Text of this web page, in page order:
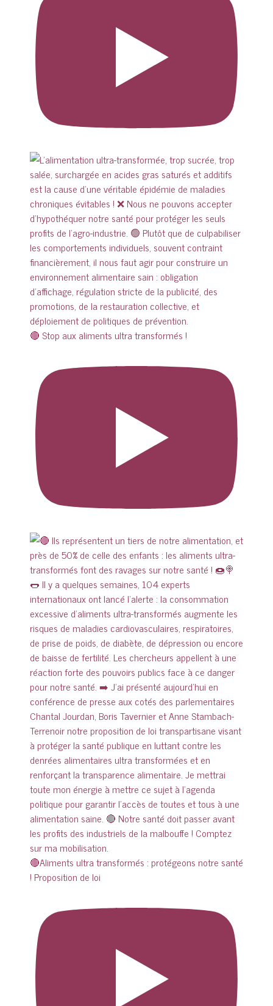
🔴 Stop aux aliments ultra transformés !
🔴Aliments ultra transformés : protégeons notre santé
! Proposition de loi